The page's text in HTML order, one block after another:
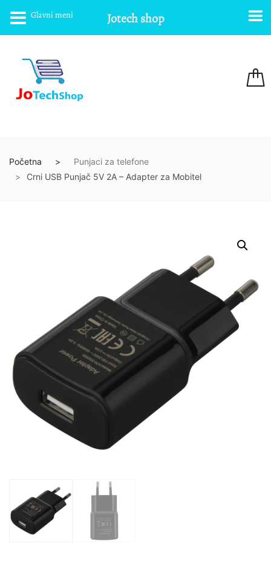
Početna
Punjaci za telefone
Crni USB Punjač 5V 2A – Adapter za Mobitel
Glavni meni Jotech shop